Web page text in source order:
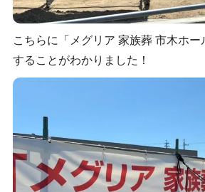
こちらに「メグリア 家族葬 市木ホ
することがわかりました！